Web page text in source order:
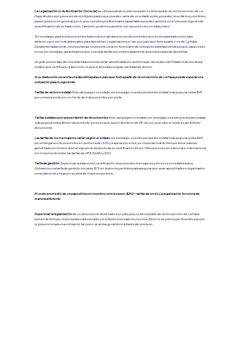
La Legalización (o Autenticación Consular)se utiliza cuando el país receptor no forma parte de la Convención de La
Haya.Ambos son procesos de múltiples pasos que pueden variar de un estado a otro y pueden resultar muy confusos
para el público en general, por lo que nuestros profesionales capacitados pueden asistirle en el proceso siguiendo
la certificación de su traducción. También podemos asistirle con documentos no traducidos.
Sin embargo, para sus documentos traducidos, evaluaremos los documentos que envíe para traducción para
determinar si son más adecuados para Apostilla o Legalización.y si van a un país que forma parte o no de La Haya.
Desafortunadamente, nos resulta casi imposible crear un formulario de cotización para Apostillas porque cada una es
única. Sin embargo, garantizamos que nuestras tarifas son extremadamente accesibles para las Apostillas.
Un gran porcentaje de nuestras traducciones serán apostilladas en la oficina del Secretario de Estado más cercana al
notario que certifica su traducción, lo que le ahorrará una gran cantidad de dinero.
Si su traducción necesita una Apostilla para un país que forma parte de la convención de La Haya, puede esperar una
cotización para lo siguiente:
Tarifas de servicio estatal:Esto varía según el estado; sin embargo, nuestro proveedor estatal más popular cobra $25
por una sola visita con un límite de 6 documentos por visita.
Tarifas estatales por presentación de documentos:Esto varía según el estado; sin embargo, nuestro proveedor estatal
más popular cobra $3 por documento, a menos que sea un territorio de EE. UU., en cuyo caso el costo es de $18 por
documento.
Las tarifas de los mensajeros varían según el estado; sin embargo, nuestro proveedor estatal más popular cobra $99
por entregar sus documentos en la oficina del SOS y esperar por ellos, sin importar cuánto tiempo tome para ser
apostillados el mismo día o al siguiente después de su certificación.Envío: Ofrecemos envío nacional e internacional
sin incremento sobre las tarifas de UPS, FedEx y DHL.
Tarifa de gestión:Supervisar la traducción, certificación, documentos, mensajeros y envíos es una tarea ardua.
Cobramos una tarifa de gestión única de $75 en todos los pedidos para asegurar que sean apostillados o legalizados
correctamente y lleguen a usted de manera oportuna.
El costo promedio de una apostilla con nosotros comienza en: $202 + tarifas de envío.La legalización funciona de
manera diferente:
Supervisar la legalizaciónde un documento destinado a un país que no forma parte de la Convención de La Haya
toma más tiempo, implica pasos adicionales y múltiples mensajeros y envíos. ¡Pero no se preocupe! Nuestro equipo
le proporcionará una cotización tal como ve arriba, guiándolo a través del proceso.